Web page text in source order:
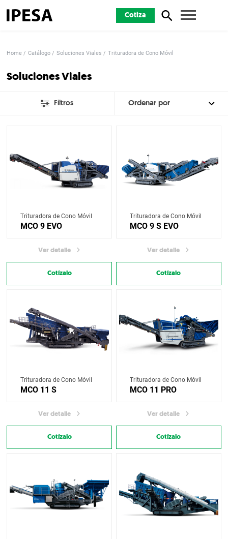
Cotiza
Home Catálogo Soluciones Viales Trituradora de Cono Móvil
Soluciones Viales
Filtros
Trituradora de Cono Móvil
MCO 9 EVO
Ver detalle
Cotízalo
Trituradora de Cono Móvil
MCO 9 S EVO
Ver detalle
Cotízalo
Trituradora de Cono Móvil
MCO 11 S
Ver detalle
Cotízalo
Trituradora de Cono Móvil
MCO 11 PRO
Ver detalle
Cotízalo